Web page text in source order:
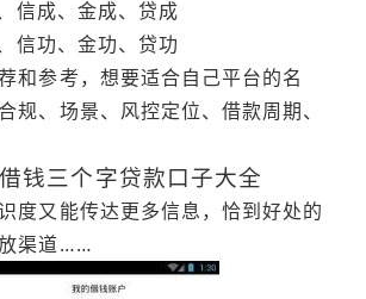
信成、金成、贷成
信功、金功、贷功
和参考，想要适合自己平台的名
规、场景、风控定位、借款周期、
钱三个字贷款口子大全
度又能传达更多信息，恰到好处的
渠道……